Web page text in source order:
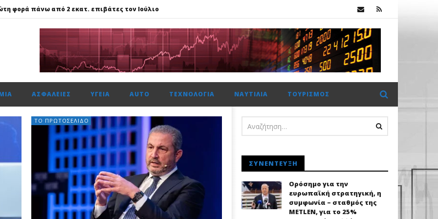
φορά πάνω από 2 εκατ. επιβάτες τον Ιούλιο
η νέα επιχειρηματική πλατφόρμα MCRM, στη Θεσσαλονίκη της Metlen
ασφάλεια θέτει ως προτεραιότητα
φορά πάνω από 2 εκατ. επιβάτες τον Ιούλιο
ΑΣΦΆΛΕΙΕΣ ΥΓΕΊΑ AUTO ΤΕΧΝΟΛΟΓΊΑ ΝΑΥΤΙΛΊΑ ΤΟΥΡΙΣΜΌΣ
ΤΟ ΠΡΩΤΟΣΈΛΙΔΟ
ΣΥΝΈΝΤΕΥΞΗ
Ορόσημο για την
ευρωπαϊκή στρατηγική, η
συμφωνία – σταθμός της
METLEN, για το 25%